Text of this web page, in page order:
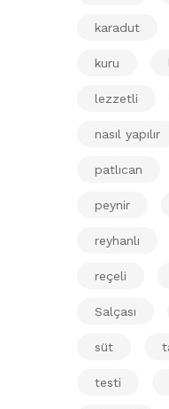
karadut
kuru
lezzetli
nasıl yapılır
patlıcan
peynir
reyhanlı
reçeli
Salçası
süt
testi